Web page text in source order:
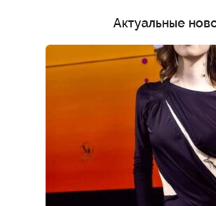
Актуальные